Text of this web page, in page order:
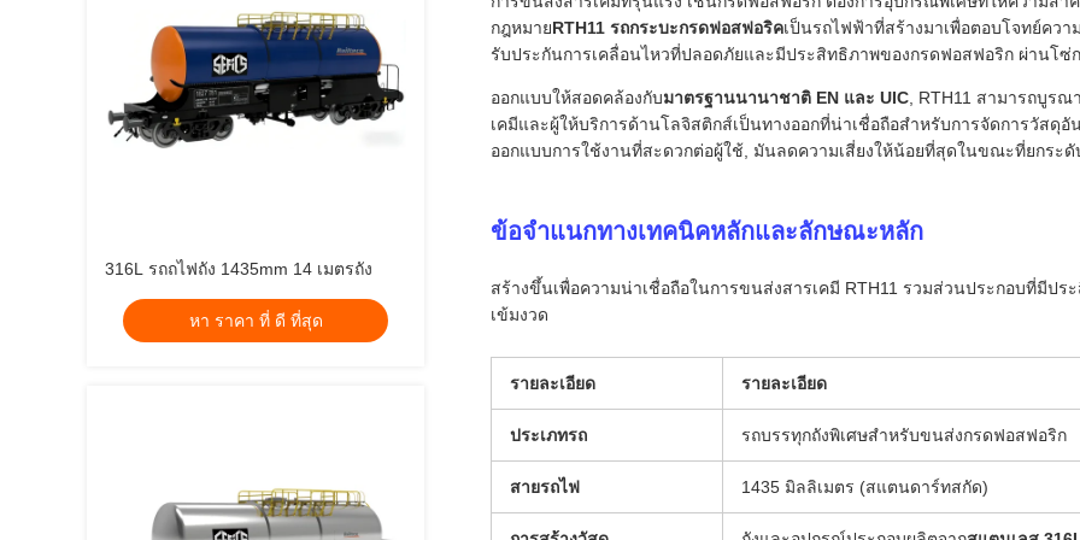
316L รถถไฟถัง 1435mm 14 เมตรถัง
หา ราคา ที่ ดี ที่สุด
กฎหมายRTH11 รถกระบะกรดฟอสฟอริคเป็นรถไฟฟ้าที่สร้างมาเพื่อตอบโจทย์ควา
รับประกันการเคลื่อนไหวที่ปลอดภัยและมีประสิทธิภาพของกรดฟอสฟอริก ผ่านโซ่
ออกแบบให้สอดคล้องกับมาตรฐานนานาชาติ EN และ UIC , RTH11 สามารถบูร
เคมีและผู้ให้บริการด้านโลจิสติกส์เป็นทางออกที่น่าเชื่อถือสําหรับการจัดการวัสดุ
ออกแบบการใช้งานที่สะดวกต่อผู้ใช้, มันลดความเสี่ยงให้น้อยที่สุดในขณะที่ยกระ
ข้อจําแนกทางเทคนิคหลักและลักษณะหลัก
สร้างขึ้นเพื่อความน่าเชื่อถือในการขนส่งสารเคมี RTH11 รวมส่วนประกอบที่มีป
เข้มงวด
รายละเอียด รายละเอียด
ประเภทรถ รถบรรทุกถังพิเศษสําหรับขนส่งกรดฟอสฟอริก
สายรถไฟ 1435 มิลลิเมตร (สแตนดาร์ทสกัด)